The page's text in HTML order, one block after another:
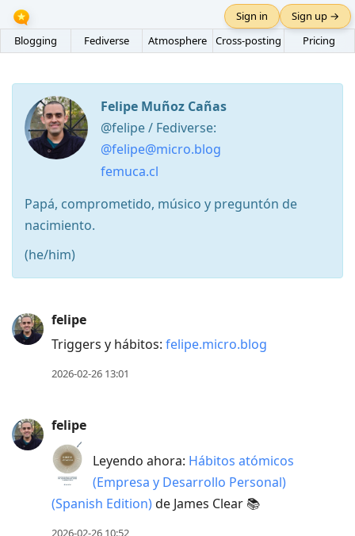
Blogging Fediverse Atmosphere Cross-posting Pricing
Sign in Sign up →
Felipe Muñoz Cañas
@felipe / Fediverse:
@felipe@micro.blog
femuca.cl
Papá, comprometido, músico y preguntón de
nacimiento.
(he/him)
Arrow
Down
next
post,
felipe
Triggers y hábitos: felipe.micro.blog
2026-02-26 13:01
felipe
Leyendo ahora: Hábitos atómicos
(Empresa y Desarrollo Personal)
(Spanish Edition)de James Clear 📚
2026-02-26 10:52